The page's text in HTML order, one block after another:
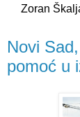
Zoran
Novi
pomoć u